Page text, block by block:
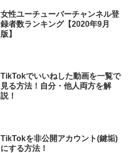
女性ユーチューバーチャンネル登
録者数ランキング【2020年9月
版】
TikTokでいいねした動画を一覧で
見る方法！自分・他人両方を解
説！
TikTokを非公開アカウント(鍵垢)
にする方法！